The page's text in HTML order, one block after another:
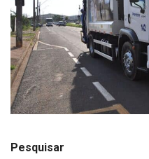
Pesquisar